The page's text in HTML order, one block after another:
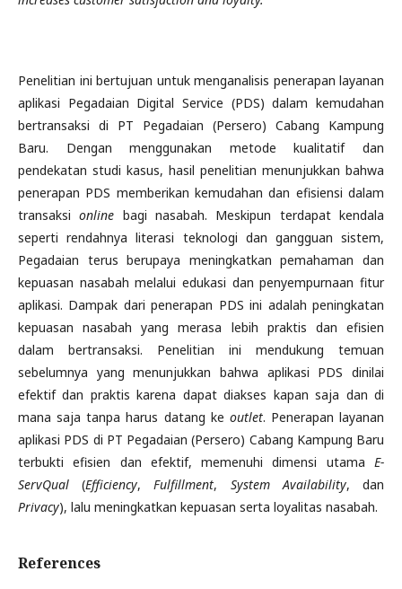
Penelitian ini bertujuan untuk menganalisis penerapan layanan
aplikasi Pegadaian Digital Service (PDS) dalam kemudahan
bertransaksi di PT Pegadaian (Persero) Cabang Kampung
Baru. Dengan menggunakan metode kualitatif dan
pendekatan studi kasus, hasil penelitian menunjukkan bahwa
penerapan PDS memberikan kemudahan dan efisiensi dalam
transaksionline bagi nasabah. Meskipun terdapat kendala
seperti rendahnya literasi teknologi dan gangguan sistem,
Pegadaian terus berupaya meningkatkan pemahaman dan
kepuasan nasabah melalui edukasi dan penyempurnaan fitur
aplikasi. Dampak dari penerapan PDS ini adalah peningkatan
kepuasan nasabah yang merasa lebih praktis dan efisien
dalam bertransaksi. Penelitian ini mendukung temuan
sebelumnya yang menunjukkan bahwa aplikasi PDS dinilai
efektif dan praktis karena dapat diakses kapan saja dan di
mana saja tanpa harus datang ke outlet. Penerapan layanan
aplikasi PDS di PT Pegadaian (Persero) Cabang Kampung Baru
terbukti efisien dan efektif, memenuhi dimensi utama E-
ServQual (Efficiency,Fulfillment, System Availability, dan
Privacy), lalu meningkatkan kepuasan serta loyalitas nasabah.
References